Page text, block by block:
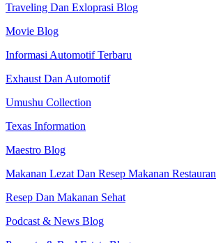
Traveling Dan Exloprasi Blog
Movie Blog
Informasi Automotif Terbaru
Exhaust Dan Automotif
Umushu Collection
Texas Information
Maestro Blog
Makanan Lezat Dan Resep Makanan Restauran
Resep Dan Makanan Sehat
Podcast & News Blog